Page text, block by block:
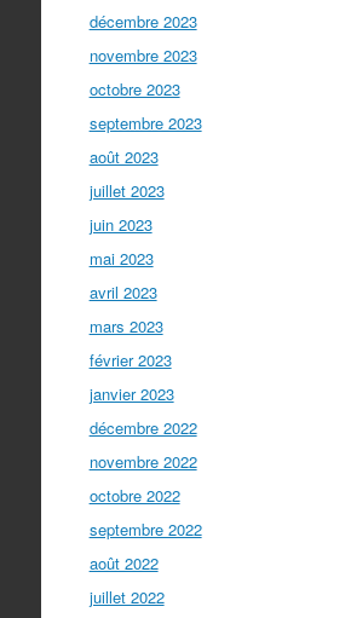
décembre 2023
novembre 2023
octobre 2023
septembre 2023
août 2023
juillet 2023
juin 2023
mai 2023
avril 2023
mars 2023
février 2023
janvier 2023
décembre 2022
novembre 2022
octobre 2022
septembre 2022
août 2022
juillet 2022